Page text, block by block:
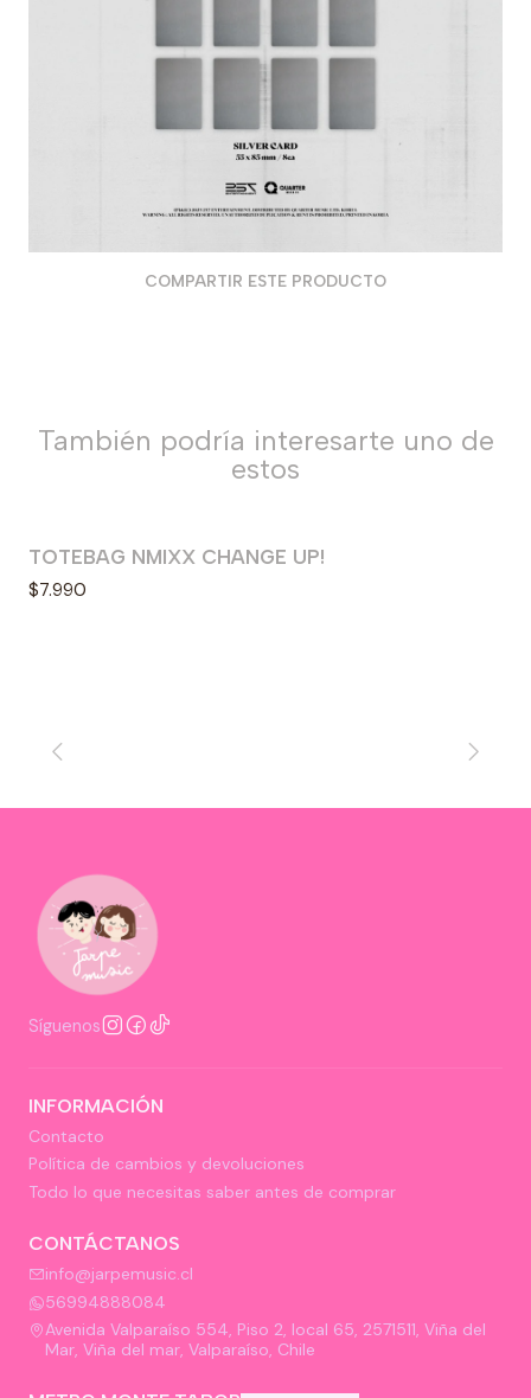
COMPARTIR ESTE PRODUCTO
También podría interesarte uno de
estos
TOTEBAG NMIXX CHANGE UP!
$7.990
Síguenos
INFORMACIÓN
Contacto
Política de cambios y devoluciones
Todo lo que necesitas saber antes de comprar
CONTÁCTANOS
info@jarpemusic.cl
56994888084
Avenida Valparaíso 554, Piso 2, local 65, 2571511, Viña del
Mar, Viña del mar, Valparaíso, Chile